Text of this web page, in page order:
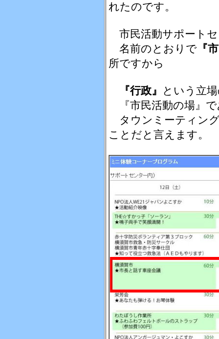
れたのです。
市民活動サポート
名前のとおりで 『
所ですから
『行政』 という立
『市民活動の場』
タウンミーティン
ことだと言えます。